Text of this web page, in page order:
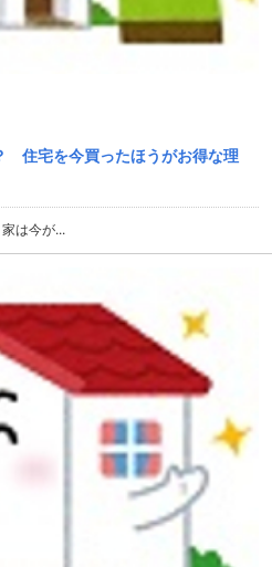
宅を今買ったほうがお得な理
は今が...